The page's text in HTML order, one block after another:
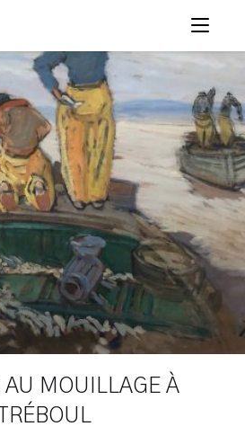
AU MOUILLAGE À
TRÉBOUL